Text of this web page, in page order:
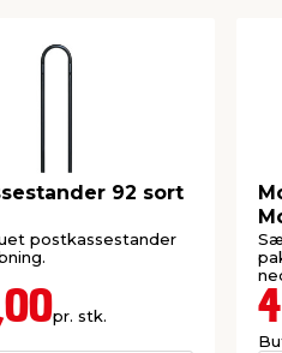
92 sort
postkassestander
pr. stk.